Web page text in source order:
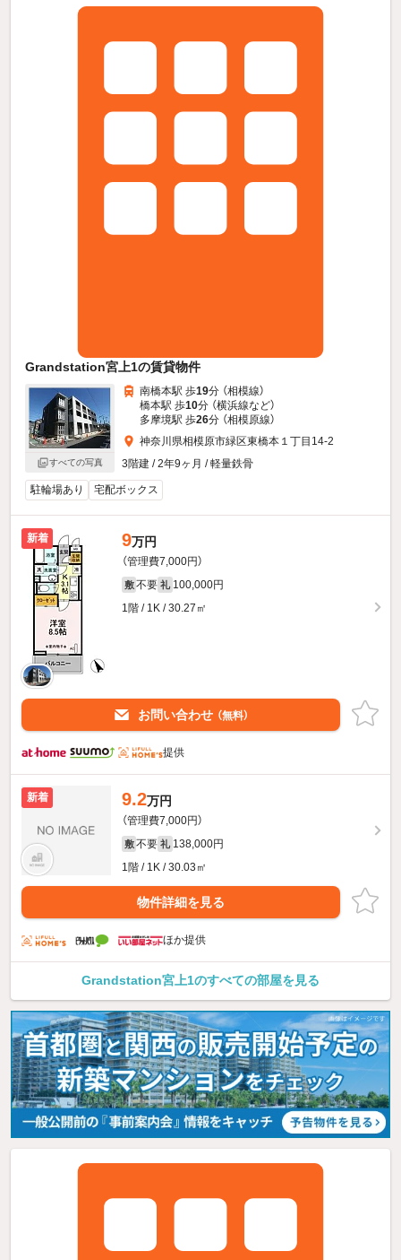
Grandstation宮上1の賃貸物件
すべての写真
南橋本駅 歩19分 （相模線）
橋本駅 歩10分 （横浜線など）
多摩境駅 歩26分 （相模原線）
神奈川県相模原市緑区東橋本１丁目14-2
3階建 / 2年9ヶ月 / 軽量鉄骨
駐輪場あり 宅配ボックス
新着 9万円
（管理費7,000円）
敷 不要 礼 100,000円
1階 / 1K / 30.27㎡
お問い合わせ （無料）
提供
新着 9.2万円
（管理費7,000円）
敷 不要 礼 138,000円
1階 / 1K / 30.03㎡
物件詳細を見る
ほか提供
Grandstation宮上1のすべての部屋を見る